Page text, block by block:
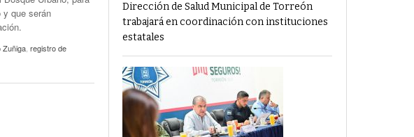
y que serán
Zuñiga registro de
Dirección de Salud Municipal de Torreón
trabajará en coordinación con instituciones
estatales